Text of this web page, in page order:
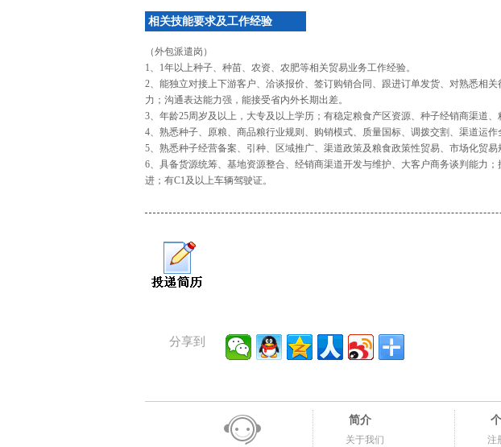
相关技能要求及工作经验
（外包派遣岗）
1、1年以上种子、种苗、农资、农肥等相关贸易业务工作经验。
2、能独立对接上下游客户、洽谈报价、签订购销合同、跟进订单发货、对熟悉相
力；沟通表达能力强，能接受省内外长期出差。
3、年龄25周岁及以上，大专及以上学历；有稳定粮食产区资源、种子经销商渠道、
4、熟悉种子、原粮、商品粮行业规则、购销模式、质量国标、调拨交割、渠道运作
5、熟悉种子经营备案、引种、区域推广、渠道政策及粮食政策性贸易、市场化贸易
6、具备货源统筹、基地资源整合、经销商渠道开发与维护、大客户商务谈判能力
进；有C1及以上车辆驾驶证。
分享到
简介
关于我们 注